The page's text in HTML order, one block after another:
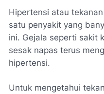
Hipertensi atau
satu penyakit yang
ini. Gejala seperti sakit
sesak napas terus
hipertensi.
Untuk mengetahui